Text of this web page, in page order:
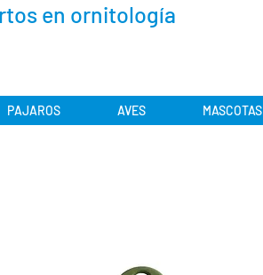
en ornitología
PAJAROS AVES MASCOTAS